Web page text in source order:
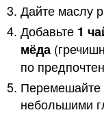
Дайте маслу
Добавьте 1
мёда
по
Перемешайте
небольшими